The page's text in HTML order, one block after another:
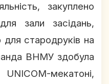
закуплено
зали засідань,
стародруків на
ВНМУ здобула
мекатоні,